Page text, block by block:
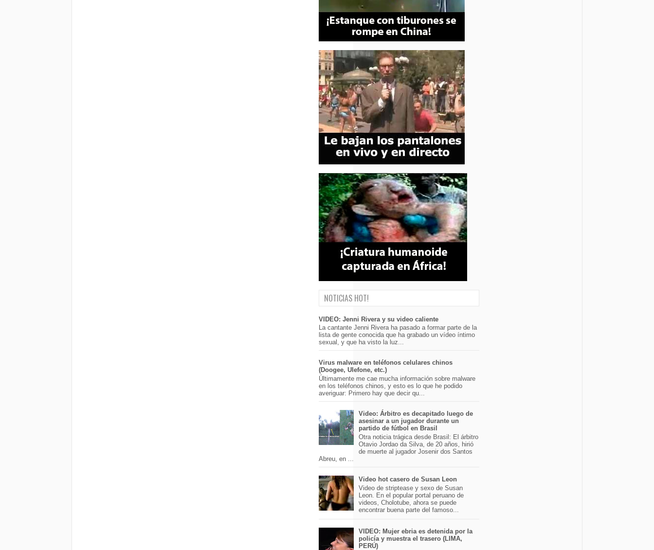
NOTICIAS HOT!
VIDEO: Jenni Rivera y su video caliente
La cantante Jenni Rivera ha pasado a formar parte de la
lista de gente conocida que ha grabado un vídeo íntimo
sexual, y que ha visto la luz...
Virus malware en teléfonos celulares chinos
(Doogee, Ulefone, etc.)
Últimamente me cae mucha información sobre malware
en los teléfonos chinos, y esto es lo que he podido
averiguar: Primero hay que decir qu...
Video: Árbitro es decapitado luego de
asesinar a un jugador durante un
partido de fútbol en Brasil
Otra noticia trágica desde Brasil: El árbitro
Otavio Jordao da Silva, de 20 años, hirió
de muerte al jugador Josenir dos Santos
Abreu, en ...
Video hot casero de Susan Leon
Video de striptease y sexo de Susan
Leon. En el popular portal peruano de
videos, Cholotube, ahora se puede
encontrar buena parte del famoso...
VIDEO: Mujer ebria es detenida por la
policía y muestra el trasero (LIMA,
PERÚ)